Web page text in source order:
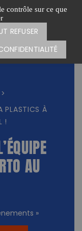
contrôle sur ce que
REFUSER
UN DON
>
PLASTICS À
!
AU
»